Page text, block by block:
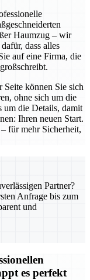
Haumzug – wir
dass alles
auf eine Firma, die
können Sie sich
ohne sich um die
um die Details, damit
Ihren neuen Start.
für mehr Sicherheit,
Partner?
Anfrage bis zum
und
es perfekt